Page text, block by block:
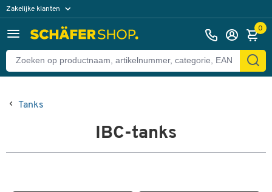
Zakelijke klanten
Particuliere klanten 0
Tanks
IBC-tanks